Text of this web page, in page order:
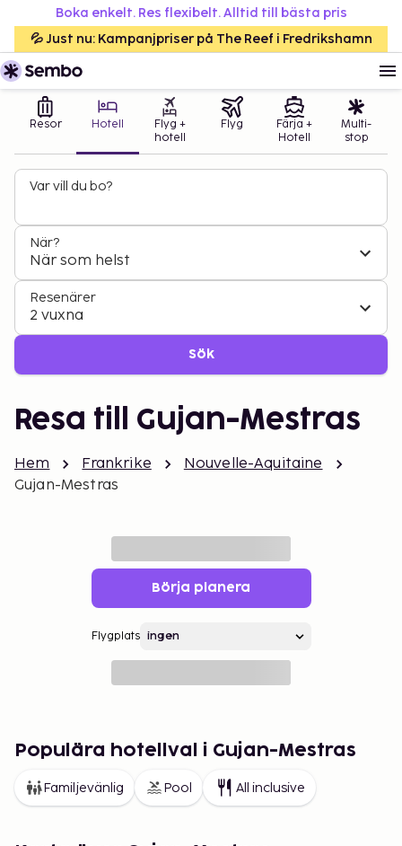
Boka enkelt. Res flexibelt. Alltid till bästa pris
💦 Just nu: Kampanjpriser på The Reef i Fredrikshamn
Resor Hotell
Flyg +
hotell
Flyg
Färja +
Hotell
Multi-
stop
Var vill du bo?
När?
När som helst
Resenärer
2 vuxna
Sök
Resa till Gujan-Mestras
Hem Frankrike
Nouvelle-Aquitaine
Gujan-Mestras
Börja planera
Flygplats
Populära hotellval i Gujan-Mestras
Familjevänlig Pool All inclusive